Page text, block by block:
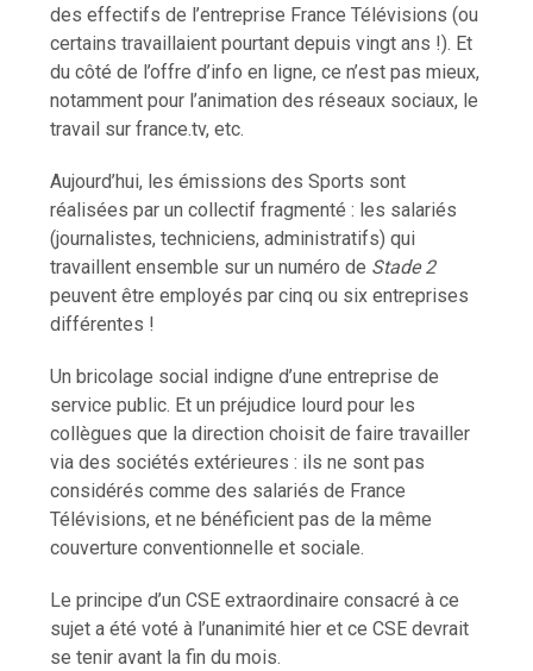
des effectifs de l’entreprise France Télévisions (ou
certains travaillaient pourtant depuis vingt ans !). Et
du côté de l’offre d’info en ligne, ce n’est pas mieux,
notamment pour l’animation des réseaux sociaux, le
travail sur france.tv, etc.
Aujourd’hui, les émissions des Sports sont
réalisées par un collectif fragmenté : les salariés
(journalistes, techniciens, administratifs) qui
travaillent ensemble sur un numéro de Stade 2
peuvent être employés par cinq ou six entreprises
différentes !
Un bricolage social indigne d’une entreprise de
service public. Et un préjudice lourd pour les
collègues que la direction choisit de faire travailler
via des sociétés extérieures : ils ne sont pas
considérés comme des salariés de France
Télévisions, et ne bénéficient pas de la même
couverture conventionnelle et sociale.
Le principe d’un CSE extraordinaire consacré à ce
sujet a été voté à l’unanimité hier et ce CSE devrait
se tenir avant la fin du mois.